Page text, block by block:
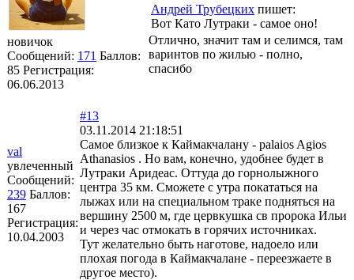
новичок
Сообщений: 171 Баллов:
85 Регистрация:
06.06.2013
Андрей Трубецких пишет:
Вот Като Лутраки - самое оно!
Отлично, значит там и селимся, там
варинтов по жилью - полно,
спасибо
val
увлеченный
Сообщений:
239 Баллов:
167
Регистрация:
10.04.2003
#13
03.11.2014 21:18:51
Самое близкое к Каймакчалану - palaios Agios
Athanasios . Но вам, конечно, удобнее будет в
Лутраки Аридеас. Оттуда до горнолыжного
центра 35 км. Сможете с утра покататься на
лыжах или на специальном траке подняться на
вершину 2500 м, где цервкушка св пророка Ильи
и через час отмокать в горячих источниках.
Тут желательно быть наготове, надоело или
плохая погода в Каймакчалане - переезжаете в
другое место).